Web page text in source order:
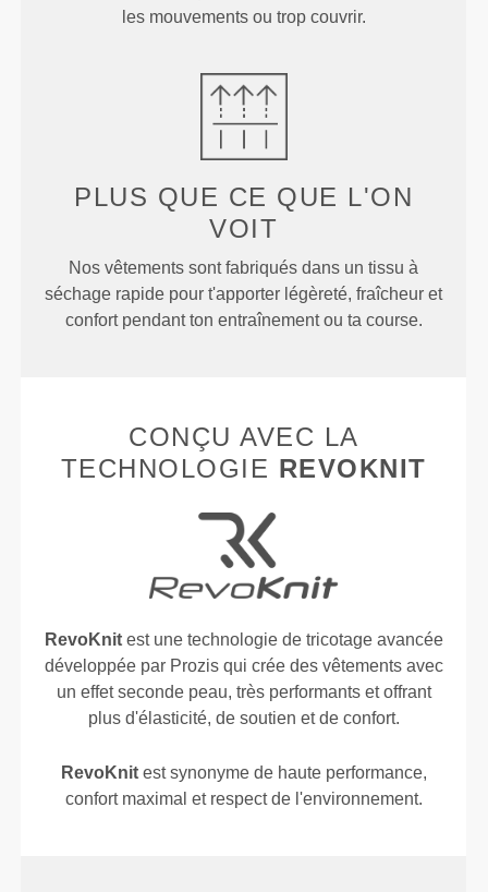
les mouvements ou trop couvrir.
PLUS QUE CE QUE L'ON
VOIT
Nos vêtements sont fabriqués dans un tissu à
séchage rapide pour t'apporter légèreté, fraîcheur et
confort pendant ton entraînement ou ta course.
CONÇU AVEC LA
TECHNOLOGIE REVOKNIT
RevoKnitest une technologie de tricotage avancée
développée par Prozis qui crée des vêtements avec
un effet seconde peau, très performants et offrant
plus d'élasticité, de soutien et de confort.
RevoKnitest synonyme de haute performance,
confort maximal et respect de l'environnement.